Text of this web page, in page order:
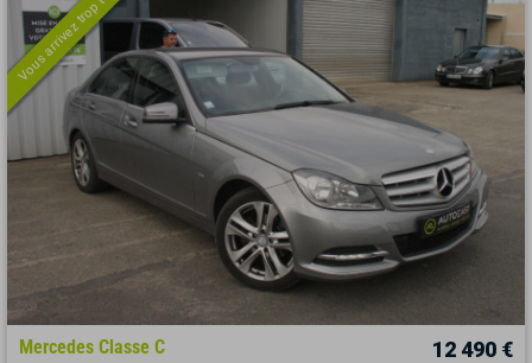
Vous arrivez trop tard
Mercedes Classe C 12 490 €